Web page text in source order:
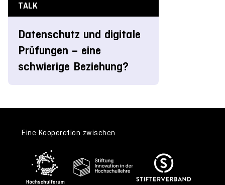
TALK
Datenschutz und digitale
Prüfungen – eine
schwierige Beziehung?
Eine Kooperation zwischen